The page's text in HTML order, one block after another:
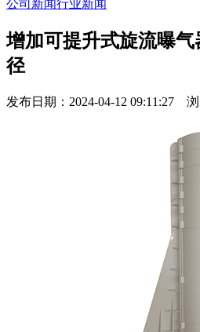
公司新闻行业新闻
增加可提升式旋流曝
径
发布日期：2024-04-12 09:11:27 浏